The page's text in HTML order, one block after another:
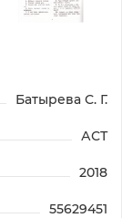
Батырева С. Г.
АСТ
2018
55629451